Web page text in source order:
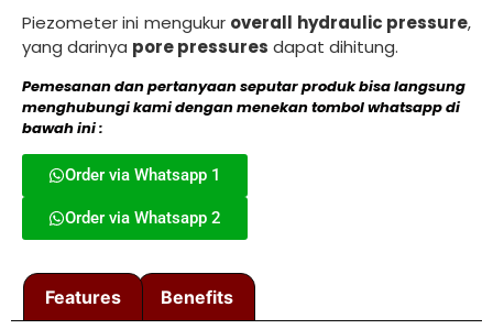
Piezometer ini mengukur overall hydraulic pressure,
yang darinya pore pressures dapat dihitung.
Pemesanan dan pertanyaan seputar produk bisa langsung
menghubungi kami dengan menekan tombol whatsapp di
bawah ini :
Order via Whatsapp 1
Order via Whatsapp 2
Features Benefits